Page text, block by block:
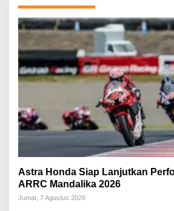
Astra Honda Siap Lanjutkan
ARRC Mandalika 2026
Jumat, 7 Agustus 2026